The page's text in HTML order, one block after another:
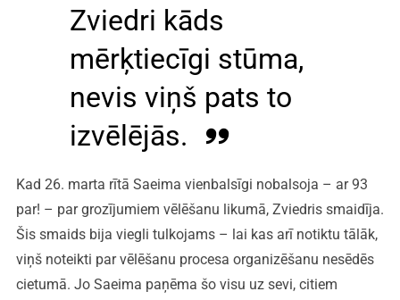
Zviedri kāds
mērķtiecīgi stūma,
nevis viņš pats to
izvēlējās.
Kad 26. marta rītā Saeima vienbalsīgi nobalsoja – ar 93
par! – par grozījumiem vēlēšanu likumā, Zviedris smaidīja.
Šis smaids bija viegli tulkojams – lai kas arī notiktu tālāk,
viņš noteikti par vēlēšanu procesa organizēšanu nesēdēs
cietumā. Jo Saeima paņēma šo visu uz sevi, citiem